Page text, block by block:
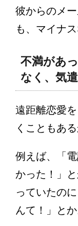
彼からのメ
も、マイナ
不満があ
なく、気
遠距離恋愛
くこともあ
例えば、「
かった！」
っていたの
んて！」とか